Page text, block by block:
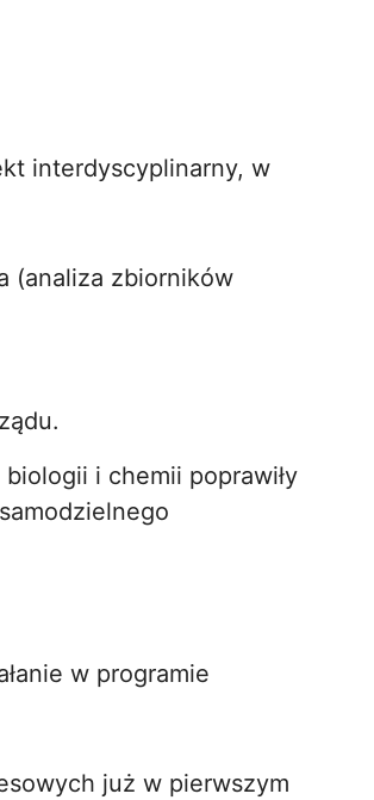
interdyscyplinarny, w
(analiza zbiorników
i chemii poprawiły
w programie
już w pierwszym